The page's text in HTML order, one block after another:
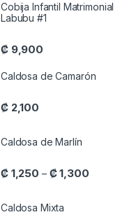
Cobija Infantil Matrimonial
Labubu #1
₡9,900
Caldosa de Camarón
₡2,100
Caldosa de Marlín
₡1,250 – ₡1,300Price
Caldosa Mixta